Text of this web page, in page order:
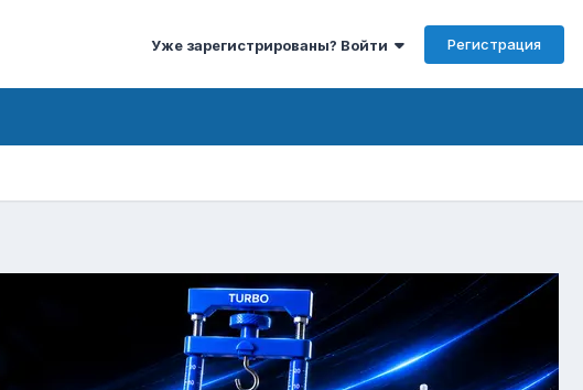
Уже зарегистрированы? Войти Регистрация